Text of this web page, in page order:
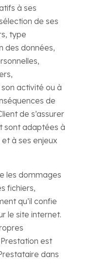
à ses
de ses
type
des données,
activité ou à
de
de s’assurer
sont adaptées à
à ses enjeux
les dommages
fichiers,
qu’il confie
le site internet.
est
dans